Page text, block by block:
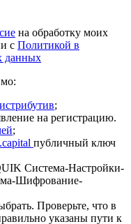
на обработку моих
с Политикой в
данных
;
на регистрацию.
;
публичный ключ
Система-Настройки-
Шифрование-
Проверьте, что в
указаны пути к